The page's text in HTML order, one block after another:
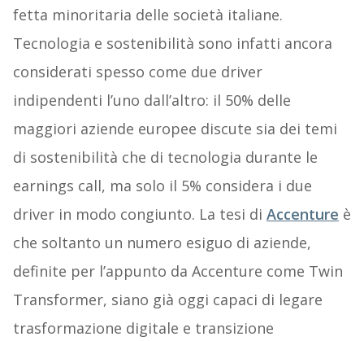
fetta minoritaria delle società italiane.
Tecnologia e sostenibilità sono infatti ancora
considerati spesso come due driver
indipendenti l’uno dall’altro: il 50% delle
maggiori aziende europee discute sia dei temi
di sostenibilità che di tecnologia durante le
earnings call, ma solo il 5% considera i due
driver in modo congiunto. La tesi di Accenture è
che soltanto un numero esiguo di aziende,
definite per l’appunto da Accenture come Twin
Transformer, siano già oggi capaci di legare
trasformazione digitale e transizione